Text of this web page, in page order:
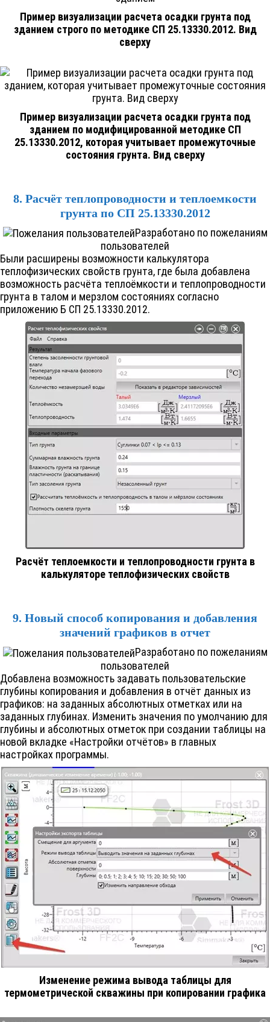
Пример визуализации расчета осадки грунта под
зданием строго по методике СП 25.13330.2012. Вид
сверху
Пример визуализации расчета осадки грунта под
зданием по модифицированной методике СП
25.13330.2012, которая учитывает промежуточные
состояния грунта. Вид сверху
8. Расчёт теплопроводности и теплоемкости
грунта по СП 25.13330.2012
Разработано по пожеланиям
пользователей
Были расширены возможности калькулятора
теплофизических свойств грунта, где была добавлена
возможность расчёта теплоёмкости и теплопроводности
грунта в талом и мерзлом состояниях согласно
приложению Б СП 25.13330.2012.
Расчёт теплоемкости и теплопроводности грунта в
калькуляторе теплофизических свойств
9. Новый способ копирования и добавления
значений графиков в отчет
Разработано по пожеланиям
пользователей
Добавлена возможность задавать пользовательские
глубины копирования и добавления в отчёт данных из
графиков: на заданных абсолютных отметках или на
заданных глубинах. Изменить значения по умолчанию для
глубины и абсолютных отметок при создании таблицы на
новой вкладке «Настройки отчётов» в главных
настройках программы.
Изменение режима вывода таблицы для
термометрической скважины при копировании графика